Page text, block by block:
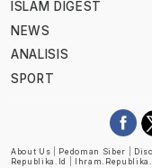
ISLAM DIGEST
NEWS
ANALISIS
SPORT
About Us Pedoman Siber
Republika.id